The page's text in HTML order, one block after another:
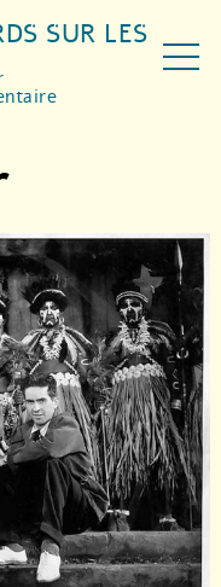
SUR LES